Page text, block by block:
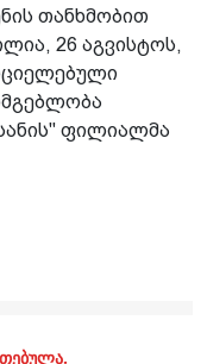
თანხმობით
26 აგვისტოს,
ფილიალმა